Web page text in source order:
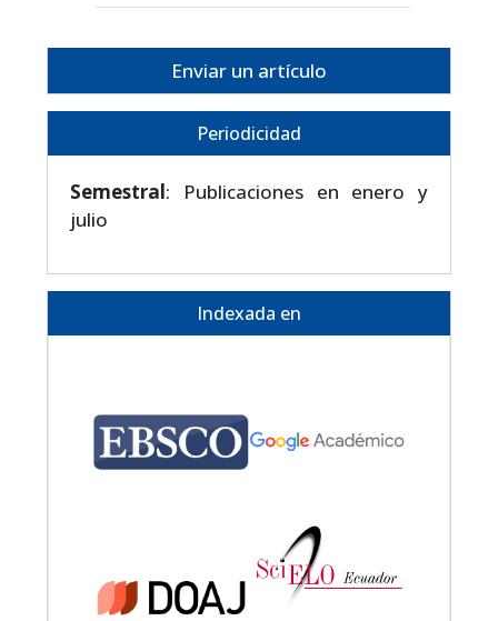
Enviar un artículo
Periodicidad
Semestral: Publicaciones en enero y
julio
Indexada en